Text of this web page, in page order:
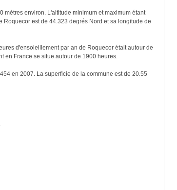
mètres environ. L'altitude minimum et maximum étant
est de 44.323 degrés Nord et sa longitude de
d'ensoleillement par an de Roquecor était autour de
en France se situe autour de 1900 heures.
en 2007. La superficie de la commune est de 20.55